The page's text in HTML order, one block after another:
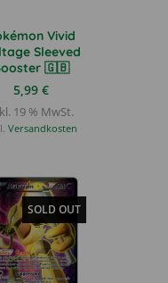
Vivid
Sleeved
🇬🇧
5,99€
19 % MwSt.
Versandkosten
SOLD OUT